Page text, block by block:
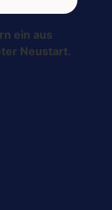
ein aus
Neustart.